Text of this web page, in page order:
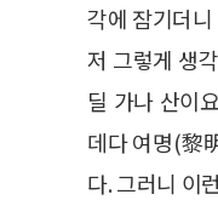
각에 잠기더
저 그렇게 생
딜 가나 산이
데다 여명(黎
다. 그러니 이